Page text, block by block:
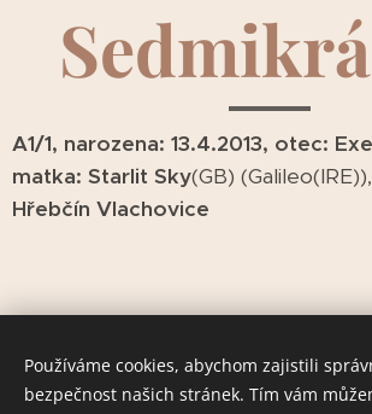
A1/1, narozena: 13.4.2013, otec:
matka: Starlit Sky(GB) (Galileo(IRE)),
Hřebčín Vlachovice
Používáme cookies, abychom zajistili
bezpečnost našich stránek. Tím vám